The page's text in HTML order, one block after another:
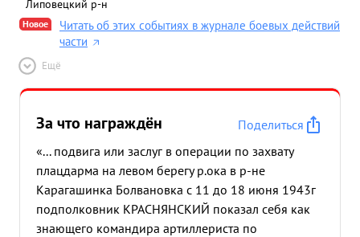
Липовецкий р-н
Новое
Читать об этих событиях в журнале боевых действий
части
Ещё
За что награждён
Поделиться
«... подвига или заслуг в операции по захвату
плацдарма на левом берегу р.ока в р-не
Карагашинка Болвановка с 11 до 18 июня 1943г
подполковник КРАСНЯНСКИЙ показал себя как
знающего командира артиллериста по